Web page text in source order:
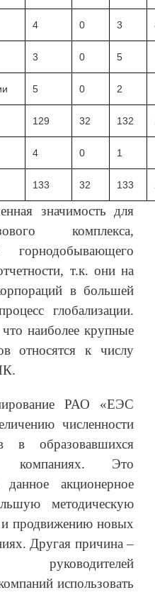
4 0 3
3 0 5
5 0 2
129 32 132
4 0 1
133 32 133
значимость для
комплекса,
горнодобывающего
т.к. они на
в большей
глобализации.
наиболее крупные
относятся к числу
РАО «ЕЭС
численности
в образовавшихся
компаниях. Это
акционерное
методическую
и продвижению новых
Другая причина –
использовать